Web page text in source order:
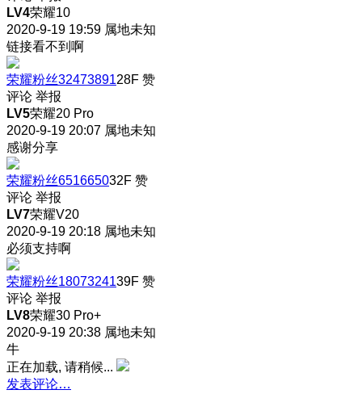
LV4荣耀10
2020-9-19 19:59 属地未知
链接看不到啊
荣耀粉丝3247389128F 赞
评论 举报
LV5荣耀20 Pro
2020-9-19 20:07 属地未知
感谢分享
荣耀粉丝651665032F 赞
评论 举报
LV7荣耀V20
2020-9-19 20:18 属地未知
必须支持啊
荣耀粉丝1807324139F 赞
评论 举报
LV8荣耀30 Pro+
2020-9-19 20:38 属地未知
牛
正在加载, 请稍候...
发表评论…